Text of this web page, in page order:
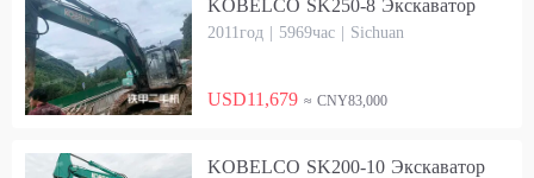
KOBELCO SK250-8 Экскаватор
2011год | 5969час | Sichuan
USD11,679 ≈ CNY83,000
KOBELCO SK200-10 Экскаватор